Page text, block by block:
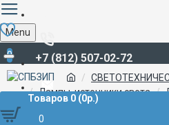
+7 (812) 507-02-72
Menu
0
Товаров 0 (0р.)
0
Лампы, источники света
БС-230-240-60